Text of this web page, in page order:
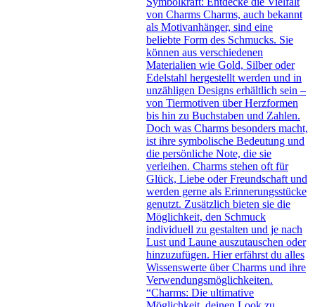
von Charms Charms, auch bekannt
als Motivanhänger, sind eine
beliebte Form des Schmucks. Sie
können aus verschiedenen
Materialien wie Gold, Silber oder
Edelstahl hergestellt werden und in
unzähligen Designs erhältlich sein –
von Tiermotiven über Herzformen
bis hin zu Buchstaben und Zahlen.
Doch was Charms besonders macht,
ist ihre symbolische Bedeutung und
die persönliche Note, die sie
verleihen. Charms stehen oft für
Glück, Liebe oder Freundschaft und
werden gerne als Erinnerungsstücke
genutzt. Zusätzlich bieten sie die
Möglichkeit, den Schmuck
individuell zu gestalten und je nach
Lust und Laune auszutauschen oder
hinzuzufügen. Hier erfährst du alles
Wissenswerte über Charms und ihre
Verwendungsmöglichkeiten.
“Charms: Die ultimative